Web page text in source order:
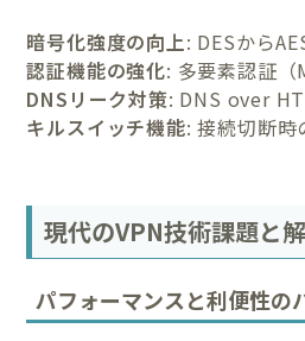
暗号化強度の向上: DESから
認証機能の強化: 多要素認証（
DNSリーク対策: DNS over
キルスイッチ機能: 接続切断時
現代のVPN技術課題と
パフォーマンスと利便性の